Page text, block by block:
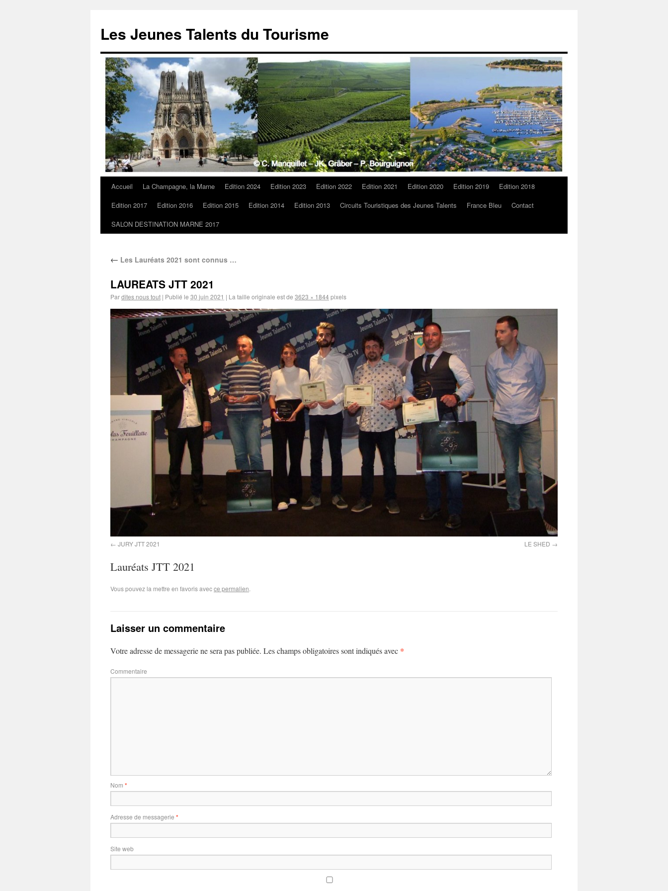
Les Jeunes Talents du Tourisme
Accueil La Champagne, la Marne Edition 2024 Edition 2023 Edition 2022 Edition 2021 Edition 2020 Edition 2019
Edition 2018
Edition 2017
Edition 2016 Edition 2015 Edition 2014 Edition 2013 Circuits Touristiques des Jeunes Talents France Bleu
Contact
SALON DESTINATION MARNE 2017
← Les Lauréats 2021 sont connus …
LAUREATS JTT 2021
Pardites nous tout | Publié le 30 juin 2021 | La taille originale est de 3623 × 1844pixels
JURY JTT 2021 LE SHED
Lauréats JTT 2021
Vous pouvez la mettre en favoris avecce permalien.
Laisser un commentaire
Votre adresse de messagerie ne sera pas publiée. Les champs obligatoires sont indiqués avec *
Commentaire
Nom *
Adresse de messagerie *
Site web